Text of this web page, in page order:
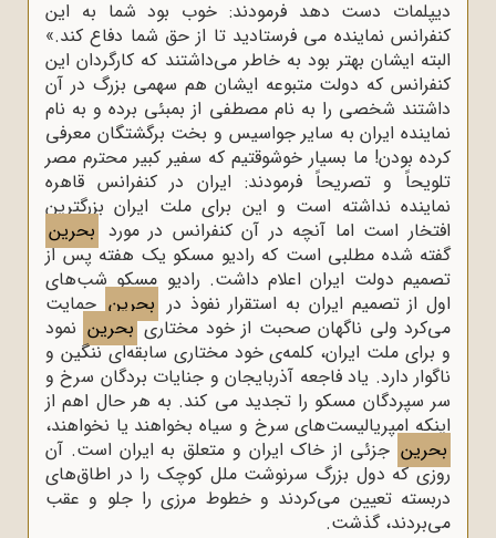
دیپلمات دست دهد فرمودند: خوب بود شما به این
کنفرانس نماینده می فرستادید تا از حق شما دفاع کند.»
البته ایشان بهتر بود به خاطر می‌داشتند که کارگردان این
کنفرانس که دولت متبوعه ایشان هم سهمی بزرگ در آن
داشتند شخصی را به نام مصطفی از بمبئی برده و به نام
نماینده ایران به سایر جواسیس و بخت برگشتگان معرفی
کرده بودن! ما بسیار خوشوقتیم که سفیر کبیر محترم مصر
تلویحاً و تصریحاً فرمودند: ایران در کنفرانس قاهره
نماینده نداشته است و این برای ملت ایران بزرگترین
افتخار است اما آنچه در آن کنفرانس در مورد بحرین
گفته شده مطلبی است که رادیو مسکو یک هفته پس از
تصمیم دولت ایران اعلام داشت. رادیو مسکو شب‌های
اول از تصمیم ایران به استقرار نفوذ در بحرینحمایت
می‌کرد ولی ناگهان صحبت از خود مختاریبحرین نمود
و برای ملت ایران، کلمه‌ی خود مختاری سابقه‌ای ننگین و
ناگوار دارد. یاد فاجعه آذربایجان و جنایات بردگان سرخ و
سر سپردگان مسکو را تجدید می کند. به هر حال اهم از
اینکه امپریالیست‌های سرخ و سیاه بخواهند یا نخواهند،
بحرین جزئی از خاک ایران و متعلق به ایران است. آن
روزی که دول بزرگ سرنوشت ملل کوچک را در اطاق‌های
دربسته تعیین می‌کردند و خطوط مرزی را جلو و عقب
می‌بردند، گذشت.